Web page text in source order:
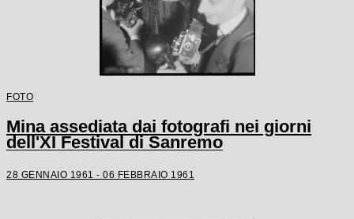
FOTO
Mina assediata dai fotografi nei giorni
dell'XI Festival di Sanremo
28 GENNAIO 1961 - 06 FEBBRAIO 1961